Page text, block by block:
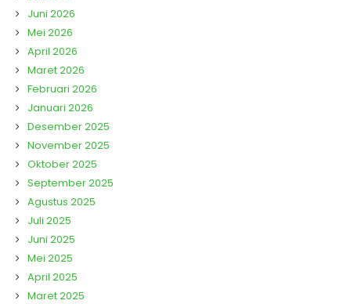
Juni 2026
Mei 2026
April 2026
Maret 2026
Februari 2026
Januari 2026
Desember 2025
November 2025
Oktober 2025
September 2025
Agustus 2025
Juli 2025
Juni 2025
Mei 2025
April 2025
Maret 2025